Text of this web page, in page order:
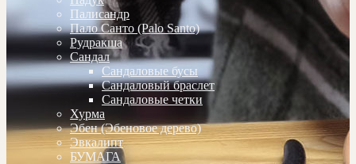
Палисандр
Пало Санто (Palo Santo)
Рудракша
Сандал
Сандаловые бусы
Сандаловый браслет
Сандаловые четки
Хурма
Эбен (Эбеновое дерево)
Эвкалипт
БУМАГА